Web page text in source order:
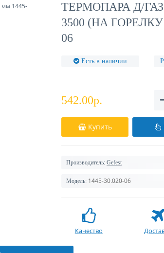
ТЕРМОПАРА Д/ГАЗ.
3500 (НА
06
Есть в наличии
542.00р.
Купить
Производитель: Gefest
Модель: 1445-30.020-06
Качество